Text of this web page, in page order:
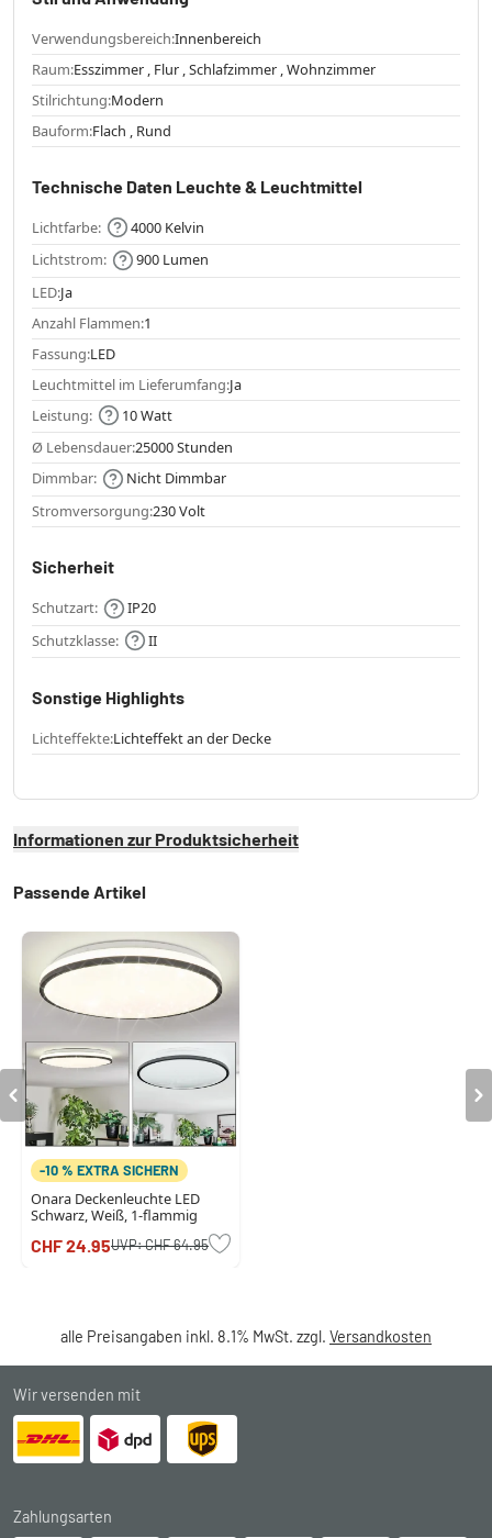
Verwendungsbereich:Innenbereich
Raum:Esszimmer , Flur , Schlafzimmer , Wohnzimmer
Stilrichtung:Modern
Bauform:Flach , Rund
Technische Daten Leuchte & Leuchtmittel
Lichtfarbe:
4000 Kelvin
Lichtstrom:
900 Lumen
LED:Ja
Anzahl Flammen:1
Fassung:LED
Leuchtmittel im Lieferumfang:Ja
Leistung:
10 Watt
Ø Lebensdauer:25000 Stunden
Dimmbar:
Nicht Dimmbar
Stromversorgung:230 Volt
Sicherheit
Schutzart:
IP20
Schutzklasse:
II
Sonstige Highlights
Lichteffekte:Lichteffekt an der Decke
Informationen zur Produktsicherheit
Passende Artikel
-10 % EXTRA SICHERN
Onara Deckenleuchte LED
Schwarz, Weiß, 1-flammig
CHF 24.95UVP:CHF 64.95
alle Preisangaben inkl. 8.1% MwSt. zzgl. Versandkosten
Wir versenden mit
Zahlungsarten